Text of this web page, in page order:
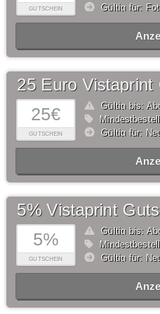
GUTSCHEIN
Gültig für:
25€
GUTSCHEIN
25 Euro Vistaprint
Gültig bis:
Gültig für:
5%
GUTSCHEIN
5% Vistaprint
Gültig bis:
Gültig für: